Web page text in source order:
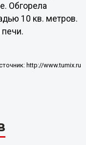
Обгорела
10 кв. метров.
http://www.tumix.ru